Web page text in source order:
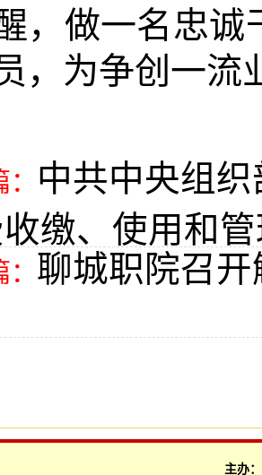
，做一名忠诚
，为争创一流
中共中央组
缴、使用和
聊城职院召
主办